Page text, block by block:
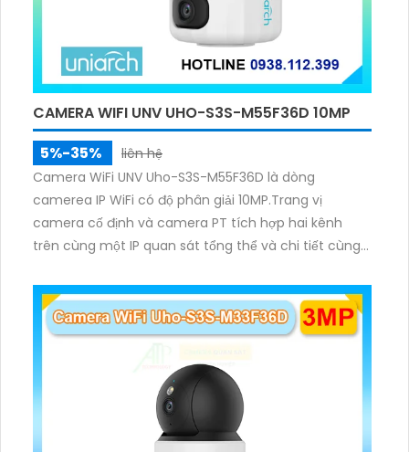
CAMERA WIFI UNV UHO-S3S-M55F36D 10MP
5%-35%
liên hệ
Camera WiFi UNV Uho-S3S-M55F36D là dòng
camerea IP WiFi có độ phân giải 10MP.Trang vị
camera cố định và camera PT tích hợp hai kênh
trên cùng một IP quan sát tổng thể và chi tiết cùng
ánh sáng. Kết hợp hồng ngoại và đèn ấm cho hình
ảnh có màu trong nhiều điều kiện khác nhau trong
phạm vi 3m.